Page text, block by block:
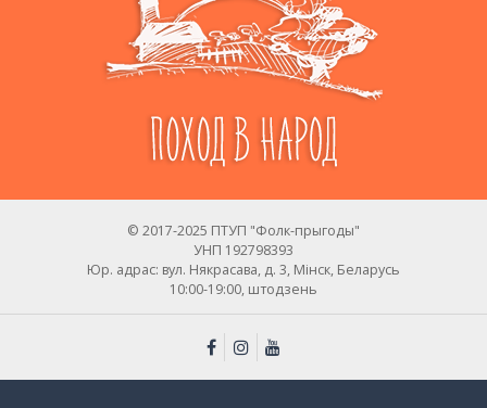
© 2017-2025 ПТУП "Фолк-прыгоды"
УНП 192798393
Юр. адрас: вул. Някрасава, д. 3, Мінск, Беларусь
10:00-19:00, штодзень